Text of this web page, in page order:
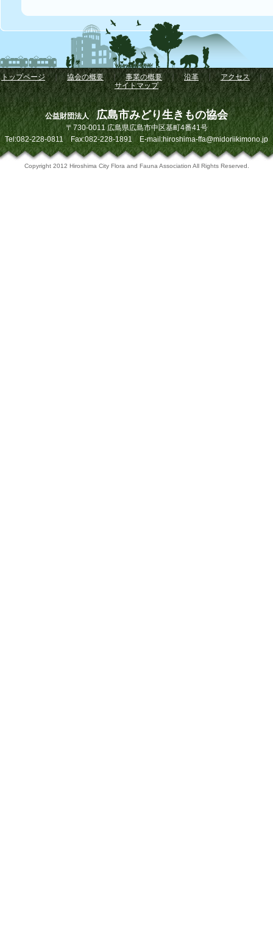
トップページ｜ 協会の概要｜ 事業の概要 ｜沿革 ｜アクセス｜
サイトマップ
公益財団法人広島市みどり生きもの協会
〒730-0011 広島県広島市中区基町4番41号
Tel:082-228-0811 Fax:082-228-1891 E-mail:hiroshima-ffa@midoriikimono.jp
Copyright 2012 Hiroshima City Flora and Fauna Association All Rights Reserved.